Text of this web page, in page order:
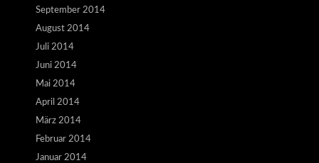
September 2014
August 2014
Juli 2014
Juni 2014
Mai 2014
April 2014
März 2014
Februar 2014
Januar 2014